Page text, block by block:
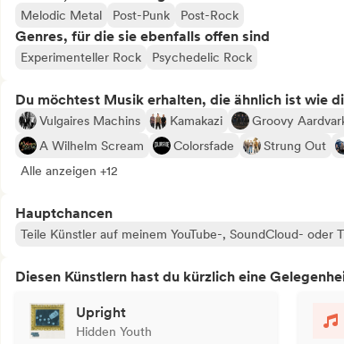
Melodic Metal Post-Punk Post-Rock
Genres, für die sie ebenfalls offen sind
Experimenteller Rock Psychedelic Rock
Du möchtest Musik erhalten, die ähnlich ist wie
Vulgaires Machins Kamakazi Groovy
A Wilhelm Scream
Colorsfade Strung Out
Alle anzeigen +12
Hauptchancen
Teile Künstler auf meinem YouTube-, SoundCloud- oder
Diesen Künstlern hast du kürzlich eine
Upright
Hidden Youth